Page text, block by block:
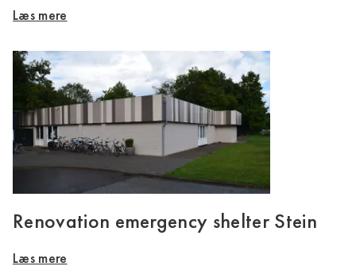
Læs mere
Renovation emergency shelter Stein
Læs mere